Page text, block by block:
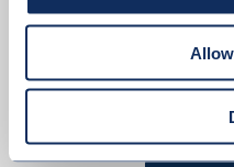
politykę prywatności